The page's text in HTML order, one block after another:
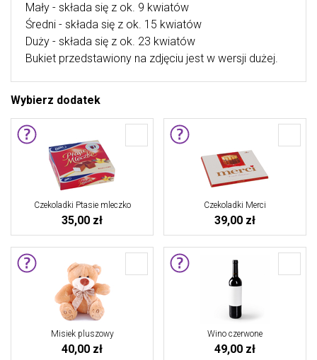
Mały - składa się z ok. 9 kwiatów
Średni - składa się z ok. 15 kwiatów
Duży - składa się z ok. 23 kwiatów
Bukiet przedstawiony na zdjęciu jest w wersji dużej.
Wybierz dodatek
Czekoladki Ptasie mleczko
35,00 zł
Czekoladki Merci
39,00 zł
Misiek pluszowy
40,00 zł
Wino czerwone
49,00 zł